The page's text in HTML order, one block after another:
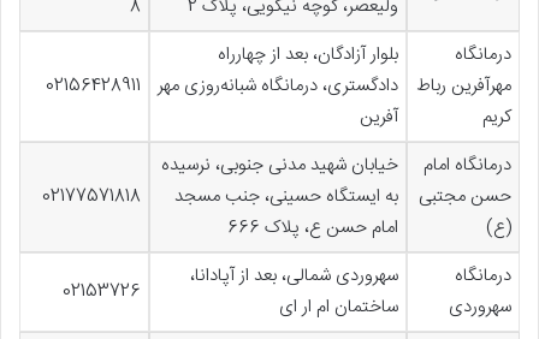
ولیعصر، کوچه نیکویی، پلاک 2
8
درمانگاه
مهرآفرین رباط
کریم
بلوار آزادگان، بعد از چهارراه
دادگستری، درمانگاه شبانه‌روزی مهر
آفرین
02156428911
درمانگاه امام
حسن مجتبی
(ع)
خیابان شهید مدنی جنوبی، نرسیده
به ایستگاه حسینی، جنب مسجد
امام حسن ع، پلاک 666
02177571818
درمانگاه
سهروردی
سهروردی شمالی، بعد از آپادانا،
ساختمان ام ار ای
02153726